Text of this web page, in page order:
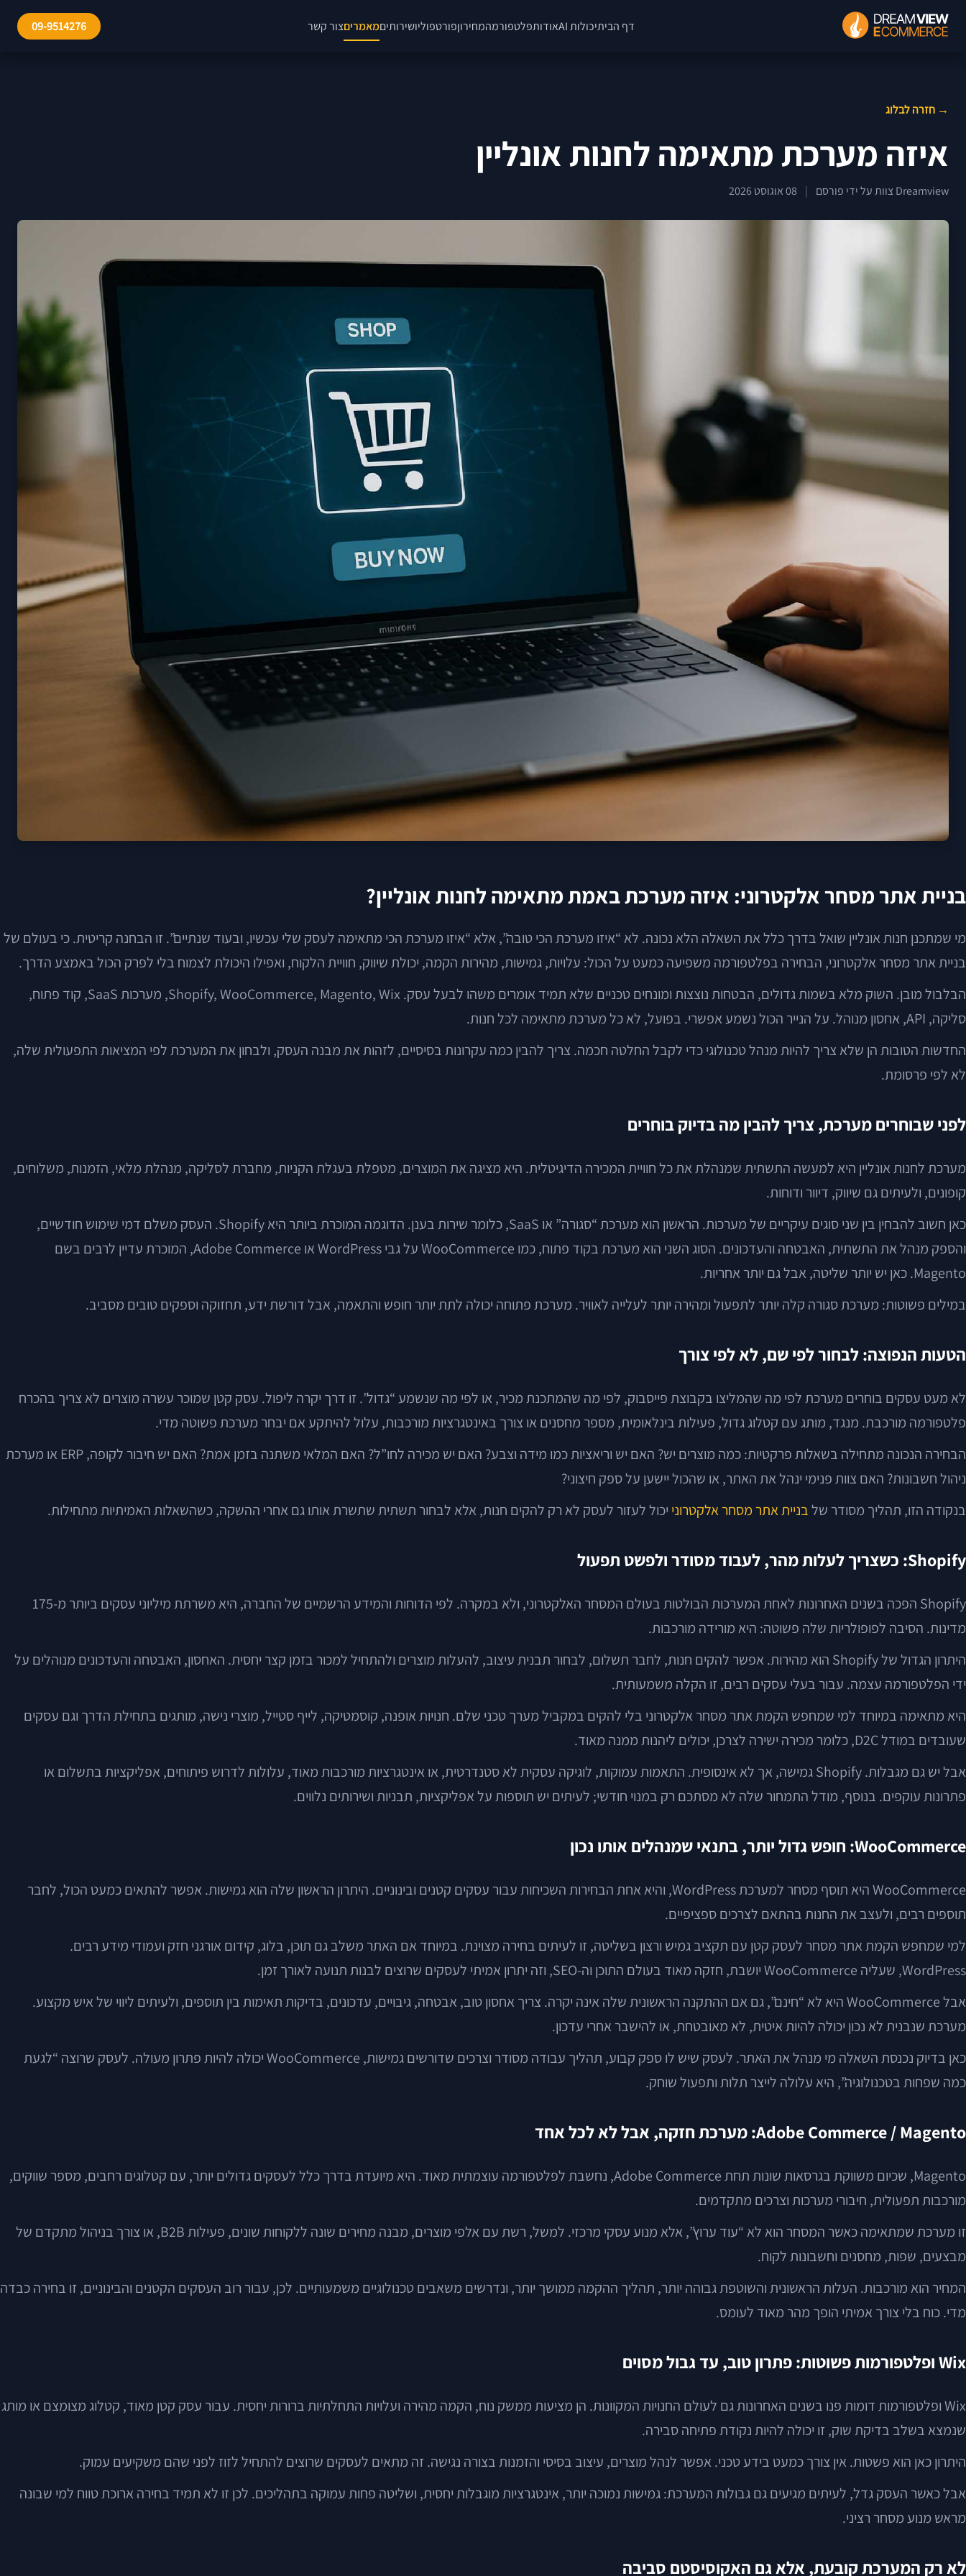
דף הביתיכולות AI אודותפלטפורמהמחירוןפורטפוליושירותיםמאמריםצור קשר 09-9514276
→ חזרה לבלוג
איזה מערכת מתאימה לחנות אונליין
Dreamview צוות על ידי פורסם | 08 אוגוסט 2026
בניית אתר מסחר אלקטרוני: איזה מערכת באמת מתאימה לחנות אונליין?
מי שמתכנן חנות אונליין שואל בדרך כלל את השאלה הלא נכונה. לא “איזו מערכת הכי טובה”, אלא “איזו מערכת הכי מתאימה לעסק שלי עכשיו, ובעוד שנתיים”. זו הבחנה קריטית. כי בעולם של
בניית אתר מסחר אלקטרוני, הבחירה בפלטפורמה משפיעה כמעט על הכול: עלויות, גמישות, מהירות הקמה, יכולת שיווק, חוויית הלקוח, ואפילו היכולת לצמוח בלי לפרק הכול באמצע הדרך.
הבלבול מובן. השוק מלא בשמות גדולים, הבטחות נוצצות ומונחים טכניים שלא תמיד אומרים משהו לבעל עסק. Shopify, WooCommerce, Magento, Wix, מערכות SaaS, קוד פתוח,
סליקה, API, אחסון מנוהל. על הנייר הכול נשמע אפשרי. בפועל, לא כל מערכת מתאימה לכל חנות.
החדשות הטובות הן שלא צריך להיות מנהל טכנולוגי כדי לקבל החלטה חכמה. צריך להבין כמה עקרונות בסיסיים, לזהות את מבנה העסק, ולבחון את המערכת לפי המציאות התפעולית שלה,
לא לפי פרסומת.
לפני שבוחרים מערכת, צריך להבין מה בדיוק בוחרים
מערכת לחנות אונליין היא למעשה התשתית שמנהלת את כל חוויית המכירה הדיגיטלית. היא מציגה את המוצרים, מטפלת בעגלת הקניות, מחברת לסליקה, מנהלת מלאי, הזמנות, משלוחים,
קופונים, ולעיתים גם שיווק, דיוור ודוחות.
כאן חשוב להבחין בין שני סוגים עיקריים של מערכות. הראשון הוא מערכת “סגורה” או SaaS, כלומר שירות בענן. הדוגמה המוכרת ביותר היא Shopify. העסק משלם דמי שימוש חודשיים,
והספק מנהל את התשתית, האבטחה והעדכונים. הסוג השני הוא מערכת בקוד פתוח, כמו WooCommerce על גבי WordPress או Adobe Commerce, המוכרת עדיין לרבים בשם
Magento. כאן יש יותר שליטה, אבל גם יותר אחריות.
במילים פשוטות: מערכת סגורה קלה יותר לתפעול ומהירה יותר לעלייה לאוויר. מערכת פתוחה יכולה לתת יותר חופש והתאמה, אבל דורשת ידע, תחזוקה וספקים טובים מסביב.
הטעות הנפוצה: לבחור לפי שם, לא לפי צורך
לא מעט עסקים בוחרים מערכת לפי מה שהמליצו בקבוצת פייסבוק, לפי מה שהמתכנת מכיר, או לפי מה שנשמע “גדול”. זו דרך יקרה ליפול. עסק קטן שמוכר עשרה מוצרים לא צריך בהכרח
פלטפורמה מורכבת. מנגד, מותג עם קטלוג גדול, פעילות בינלאומית, מספר מחסנים או צורך באינטגרציות מורכבות, עלול להיתקע אם יבחר מערכת פשוטה מדי.
הבחירה הנכונה מתחילה בשאלות פרקטיות: כמה מוצרים יש? האם יש וריאציות כמו מידה וצבע? האם יש מכירה לחו”ל? האם המלאי משתנה בזמן אמת? האם יש חיבור לקופה, ERP או מערכת
ניהול חשבונות? האם צוות פנימי ינהל את האתר, או שהכול יישען על ספק חיצוני?
בנקודה הזו, תהליך מסודר שלבניית אתר מסחר אלקטרוני יכול לעזור לעסק לא רק להקים חנות, אלא לבחור תשתית שתשרת אותו גם אחרי ההשקה, כשהשאלות האמיתיות מתחילות.
Shopify: כשצריך לעלות מהר, לעבוד מסודר ולפשט תפעול
Shopify הפכה בשנים האחרונות לאחת המערכות הבולטות בעולם המסחר האלקטרוני, ולא במקרה. לפי הדוחות והמידע הרשמיים של החברה, היא משרתת מיליוני עסקים ביותר מ-175
מדינות. הסיבה לפופולריות שלה פשוטה: היא מורידה מורכבות.
היתרון הגדול של Shopify הוא מהירות. אפשר להקים חנות, לחבר תשלום, לבחור תבנית עיצוב, להעלות מוצרים ולהתחיל למכור בזמן קצר יחסית. האחסון, האבטחה והעדכונים מנוהלים על
ידי הפלטפורמה עצמה. עבור בעלי עסקים רבים, זו הקלה משמעותית.
היא מתאימה במיוחד למי שמחפש הקמת אתר מסחר אלקטרוני בלי להקים במקביל מערך טכני שלם. חנויות אופנה, קוסמטיקה, לייף סטייל, מוצרי נישה, מותגים בתחילת הדרך וגם עסקים
שעובדים במודל D2C, כלומר מכירה ישירה לצרכן, יכולים ליהנות ממנה מאוד.
אבל יש גם מגבלות. Shopify גמישה, אך לא אינסופית. התאמות עמוקות, לוגיקה עסקית לא סטנדרטית, או אינטגרציות מורכבות מאוד, עלולות לדרוש פיתוחים, אפליקציות בתשלום או
פתרונות עוקפים. בנוסף, מודל התמחור שלה לא מסתכם רק במנוי חודשי; לעיתים יש תוספות על אפליקציות, תבניות ושירותים נלווים.
WooCommerce: חופש גדול יותר, בתנאי שמנהלים אותו נכון
WooCommerce היא תוסף מסחר למערכת WordPress, והיא אחת הבחירות השכיחות עבור עסקים קטנים ובינוניים. היתרון הראשון שלה הוא גמישות. אפשר להתאים כמעט הכול, לחבר
תוספים רבים, ולעצב את החנות בהתאם לצרכים ספציפיים.
למי שמחפש הקמת אתר מסחר לעסק קטן עם תקציב גמיש ורצון בשליטה, זו לעיתים בחירה מצוינת. במיוחד אם האתר משלב גם תוכן, בלוג, קידום אורגני חזק ועמודי מידע רבים.
WordPress, שעליה WooCommerce יושבת, חזקה מאוד בעולם התוכן וה-SEO, וזה יתרון אמיתי לעסקים שרוצים לבנות תנועה לאורך זמן.
אבל WooCommerce היא לא “חינם”, גם אם ההתקנה הראשונית שלה אינה יקרה. צריך אחסון טוב, אבטחה, גיבויים, עדכונים, בדיקות תאימות בין תוספים, ולעיתים ליווי של איש מקצוע.
מערכת שנבנית לא נכון יכולה להיות איטית, לא מאובטחת, או להישבר אחרי עדכון.
כאן בדיוק נכנסת השאלה מי מנהל את האתר. לעסק שיש לו ספק קבוע, תהליך עבודה מסודר וצרכים שדורשים גמישות, WooCommerce יכולה להיות פתרון מעולה. לעסק שרוצה “לגעת
כמה שפחות בטכנולוגיה”, היא עלולה לייצר תלות ותפעול שוחק.
Adobe Commerce / Magento: מערכת חזקה, אבל לא לכל אחד
Magento, שכיום משווקת בגרסאות שונות תחת Adobe Commerce, נחשבת לפלטפורמה עוצמתית מאוד. היא מיועדת בדרך כלל לעסקים גדולים יותר, עם קטלוגים רחבים, מספר שווקים,
מורכבות תפעולית, חיבורי מערכות וצרכים מתקדמים.
זו מערכת שמתאימה כאשר המסחר הוא לא “עוד ערוץ”, אלא מנוע עסקי מרכזי. למשל, רשת עם אלפי מוצרים, מבנה מחירים שונה ללקוחות שונים, פעילות B2B, או צורך בניהול מתקדם של
מבצעים, שפות, מחסנים וחשבונות לקוח.
המחיר הוא מורכבות. העלות הראשונית והשוטפת גבוהה יותר, תהליך ההקמה ממושך יותר, ונדרשים משאבים טכנולוגיים משמעותיים. לכן, עבור רוב העסקים הקטנים והבינוניים, זו בחירה כבדה
מדי. כוח בלי צורך אמיתי הופך מהר מאוד לעומס.
Wix ופלטפורמות פשוטות: פתרון טוב, עד גבול מסוים
Wix ופלטפורמות דומות פנו בשנים האחרונות גם לעולם החנויות המקוונות. הן מציעות ממשק נוח, הקמה מהירה ועלויות התחלתיות ברורות יחסית. עבור עסק קטן מאוד, קטלוג מצומצם או מותג
שנמצא בשלב בדיקת שוק, זו יכולה להיות נקודת פתיחה סבירה.
היתרון כאן הוא פשטות. אין צורך כמעט בידע טכני. אפשר לנהל מוצרים, עיצוב בסיסי והזמנות בצורה נגישה. זה מתאים לעסקים שרוצים להתחיל לזוז לפני שהם משקיעים עמוק.
אבל כאשר העסק גדל, לעיתים מגיעים גם גבולות המערכת: גמישות נמוכה יותר, אינטגרציות מוגבלות יחסית, ושליטה פחות עמוקה בתהליכים. לכן זו לא תמיד בחירה ארוכת טווח למי שבונה
מראש מנוע מסחר רציני.
לא רק המערכת קובעת, אלא גם האקוסיסטם סביבה